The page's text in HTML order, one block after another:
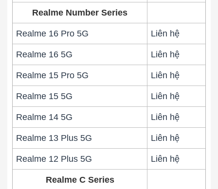
Realme Number Series
Realme 16 Pro 5G Liên hệ
Realme 16 5G Liên hệ
Realme 15 Pro 5G Liên hệ
Realme 15 5G Liên hệ
Realme 14 5G Liên hệ
Realme 13 Plus 5G Liên hệ
Realme 12 Plus 5G Liên hệ
Realme C Series